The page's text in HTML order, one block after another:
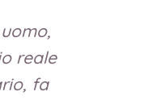
reale
fa